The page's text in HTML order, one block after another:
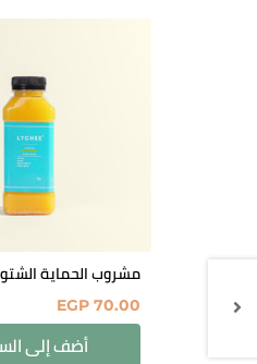
مشروب الحماية
EGP 70.00
أضف إلى